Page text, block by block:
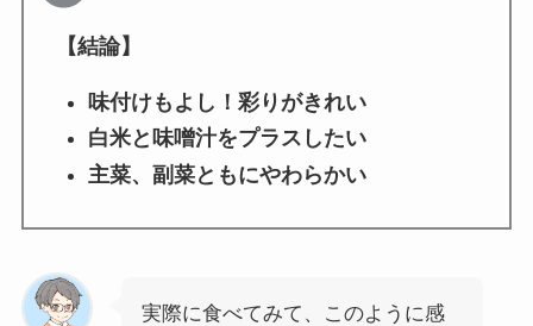
【結論】
味付けもよし！彩りがきれい
白米と味噌汁をプラスしたい
主菜、副菜ともにやわらかい
実際に食べてみて、このように感